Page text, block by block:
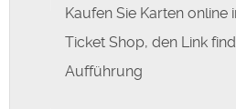
Kaufen Sie Karten online
Ticket Shop, den Link
Aufführung